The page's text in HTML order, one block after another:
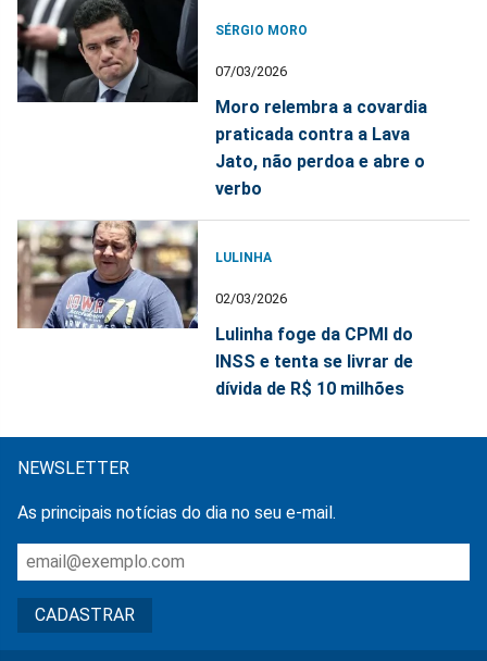
SÉRGIO MORO
07/03/2026
Moro relembra a covardia
praticada contra a Lava
Jato, não perdoa e abre o
verbo
LULINHA
02/03/2026
Lulinha foge da CPMI do
INSS e tenta se livrar de
dívida de R$ 10 milhões
NEWSLETTER
As principais notícias do dia no seu e-mail.